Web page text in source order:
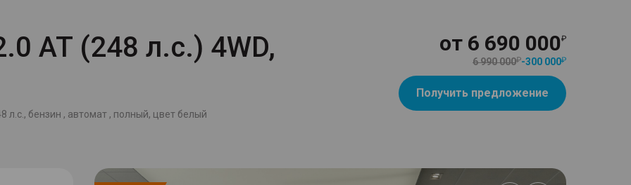
AT (248 л.с.) 4WD,
л.с., бензин , автомат , полный, цвет белый
от 6 690 000
6 990 000 -300 000
Получить предложение